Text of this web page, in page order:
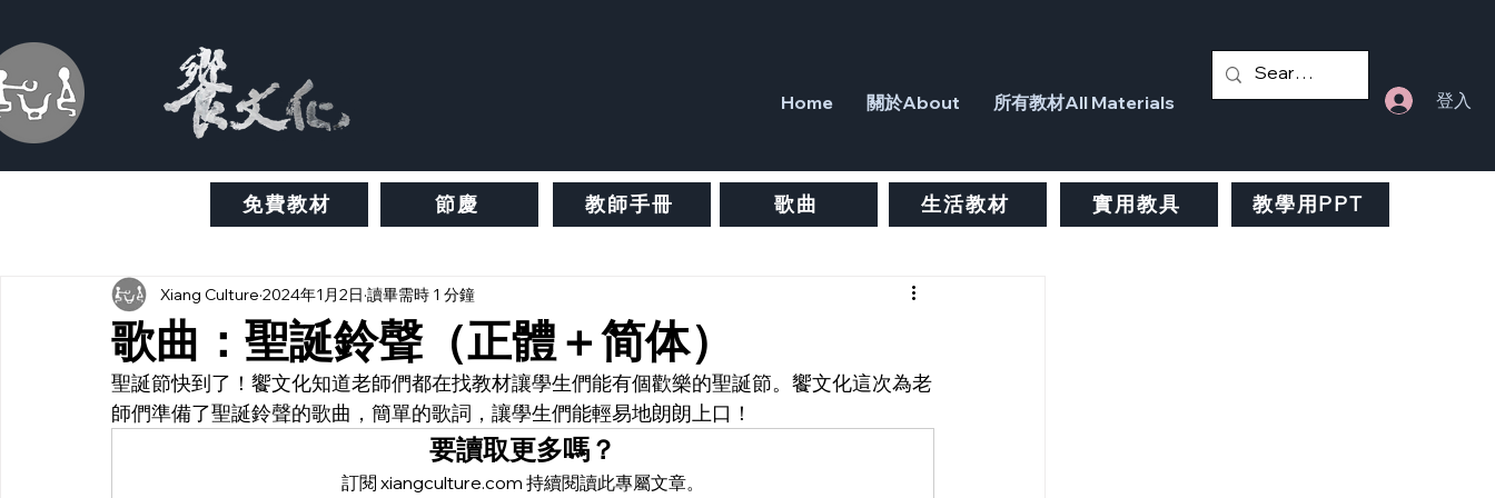
Home 關於About 所有教材All Materials 登入
免費教材 節慶 教師手冊 歌曲 生活教材 實用教具 教學用PPT
歌曲：聖誕鈴聲（正體＋简体）
Xiang Culture 2024年1月2日 讀畢需時 1 分鐘
聖誕節快到了！饗文化知道老師們都在找教材讓學生們能有個歡樂的聖誕節。饗文化這次為老
師們準備了聖誕鈴聲的歌曲，簡單的歌詞，讓學生們能輕易地朗朗上口！
要讀取更多嗎？
訂閱 xiangculture.com 持續閱讀此專屬文章。